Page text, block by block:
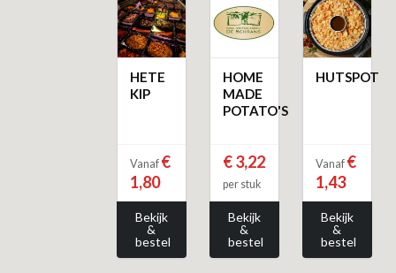
HETE
KIP
Vanaf €
1,80
Bekijk
&
bestel
HOME
MADE
POTATO'S
€ 3,22
per stuk
Bekijk
&
bestel
HUTSPOT
Vanaf €
1,43
Bekijk
&
bestel